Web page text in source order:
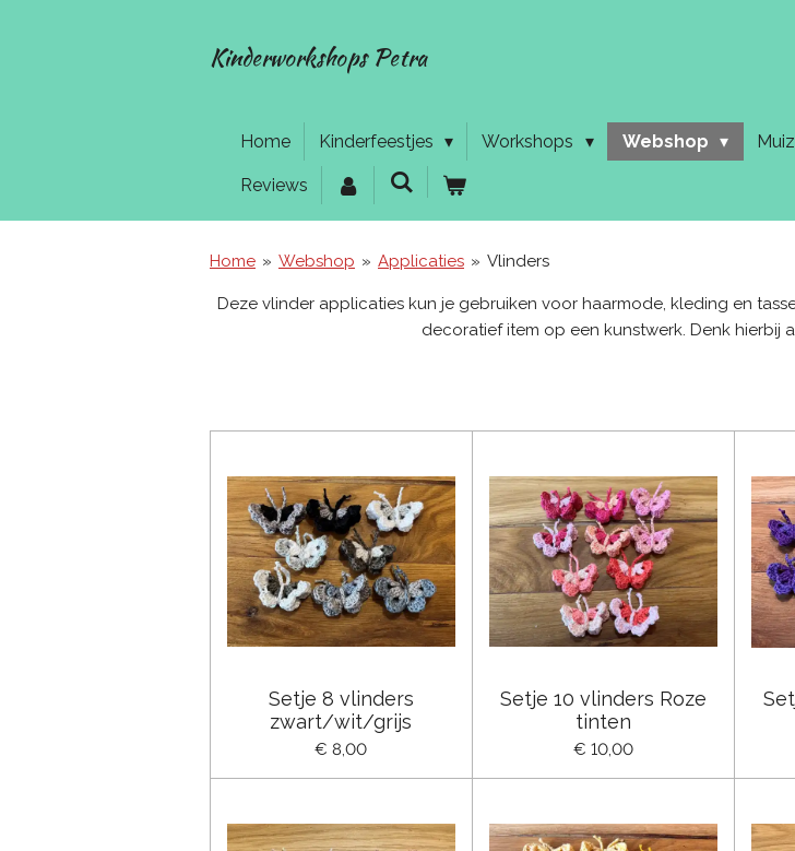
Kinderworkshops Petra
Home Kinderfeestjes Workshops Webshop
Reviews
Home » Webshop » Applicaties » Vlinders
Deze vlinder applicaties kun je gebruiken voor haarmode, kleding en
decoratief item op een kunstwerk. Denk hierbij
Setje 8 vlinders
zwart/wit/grijs
€ 8,00
Setje 10 vlinders Roze
tinten
€ 10,00